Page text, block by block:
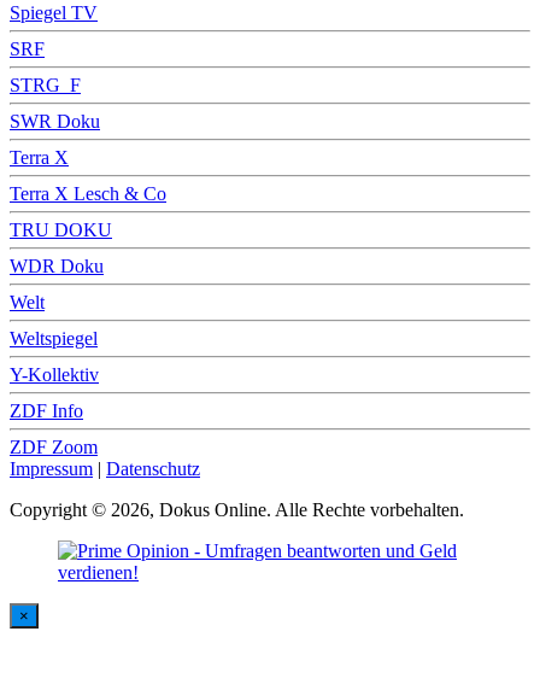
Spiegel TV
SRF
STRG_F
SWR Doku
Terra X
Terra X Lesch & Co
TRU DOKU
WDR Doku
Welt
Weltspiegel
Y-Kollektiv
ZDF Info
ZDF Zoom
Impressum | Datenschutz
Copyright © 2026, Dokus Online. Alle Rechte vorbehalten.
×